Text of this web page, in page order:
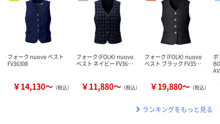
フォーク nuovo ベスト
FV36308
￥14,130～ （税込）
フォーク（FOLK） nuovo
ベスト ネイビー FV36…
￥11,880～ （税込）
フォーク（FOLK） nuovo
ベスト ブラック FV35…
￥19,880～ （税込）
ボ
ランキングをもっと見る